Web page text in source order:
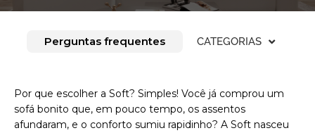
Perguntas frequentes CATEGORIAS
Por que escolher a Soft? Simples! Você já comprou um
sofá bonito que, em pouco tempo, os assentos
afundaram, e o conforto sumiu rapidinho? A Soft nasceu